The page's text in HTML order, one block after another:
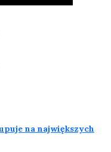
na największych